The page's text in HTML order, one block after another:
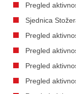
Pregled
Sjednica
Pregled
Pregled
Pregled
Pregled